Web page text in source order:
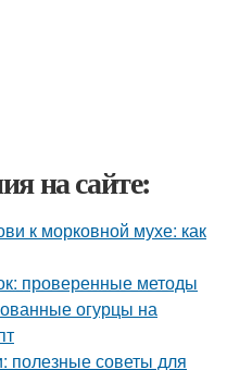
на сайте:
к морковной мухе: как
проверенные методы
огурцы на
полезные советы для